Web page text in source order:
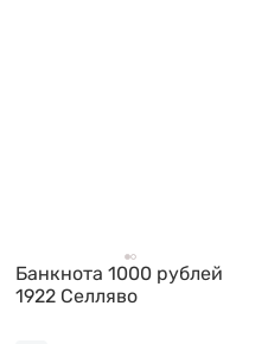
Банкнота 1000 рублей
1922 Селляво